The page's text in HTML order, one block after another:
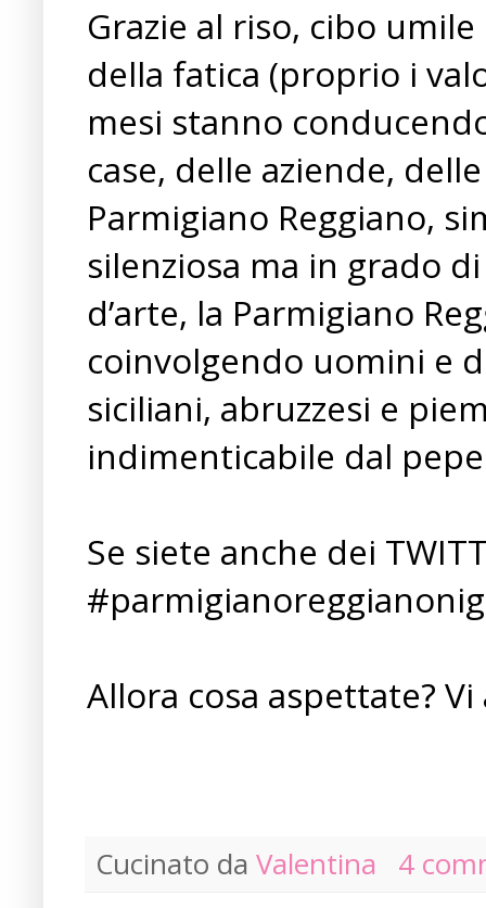
Grazie al riso, cibo
della fatica (proprio i
mesi stanno
case, delle aziende,
Parmigiano Reggiano,
silenziosa ma in grado
d’arte, la Parmigiano
coinvolgendo uomini e
siciliani, abruzzesi e
indimenticabile dal
Se siete anche dei
Allora cosa aspettate?
Cucinato da Valentina 4